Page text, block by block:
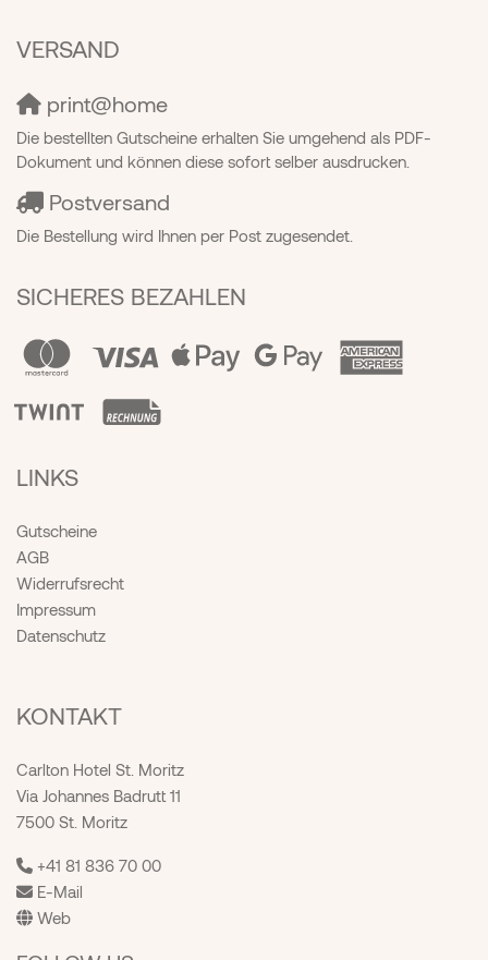
VERSAND
print@home
Die bestellten Gutscheine erhalten Sie umgehend als PDF-
Dokument und können diese sofort selber ausdrucken.
Postversand
Die Bestellung wird Ihnen per Post zugesendet.
SICHERES BEZAHLEN
LINKS
Gutscheine
AGB
Widerrufsrecht
Impressum
Datenschutz
KONTAKT
Carlton Hotel St. Moritz
Via Johannes Badrutt 11
7500 St. Moritz
+41 81 836 70 00
E-Mail
Web